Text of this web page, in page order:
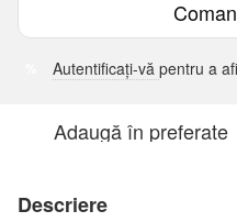
Autentificați-vă pentru a
Adaugă în preferate
Descriere